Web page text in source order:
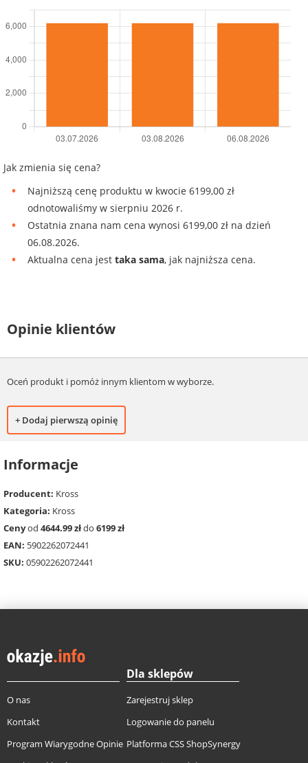
Jak zmienia się cena?
Najniższą cenę produktu w kwocie 6199,00 zł
odnotowaliśmy w sierpniu 2026 r.
Ostatnia znana nam cena wynosi 6199,00 zł na dzień
06.08.2026.
Aktualna cena jest taka sama, jak najniższa cena.
Opinie klientów
Oceń produkt i pomóż innym klientom w wyborze.
+ Dodaj pierwszą opinię
Informacje
Producent: Kross
Kategoria: Kross
Cenyod 4644.99 złdo 6199 zł
EAN: 5902262072441
SKU: 05902262072441
O nas
Kontakt
Program Wiarygodne Opinie
Dla sklepów
Zarejestruj sklep
Logowanie do panelu
Platforma CSS ShopSynergy